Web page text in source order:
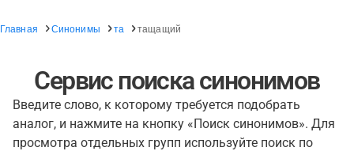
Главная Синонимы та тащащий
Сервис поиска синонимов
Введите слово, к которому требуется подобрать
аналог, и нажмите на кнопку «Поиск синонимов». Для
просмотра отдельных групп используйте поиск по